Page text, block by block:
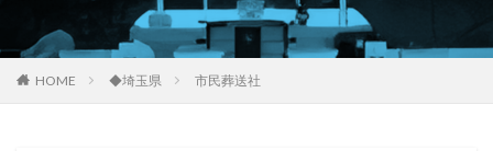
HOME ◆埼玉県 市民葬送社